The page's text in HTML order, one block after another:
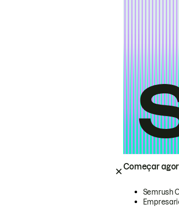
Começar
Semrush